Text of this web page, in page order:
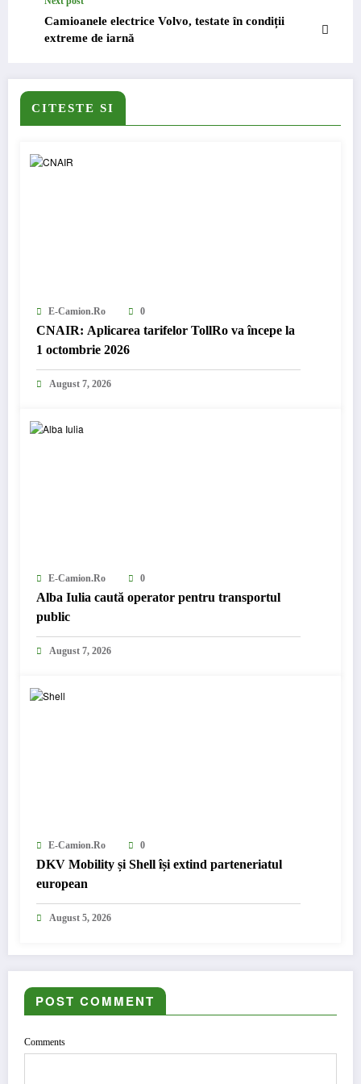
Camioanele electrice Volvo, testate în condiții
extreme de iarnă
CITESTE SI
E-Camion.ro 0
CNAIR: Aplicarea tarifelor TollRo va începe la
1 octombrie 2026
August 7, 2026
E-Camion.ro 0
Alba Iulia caută operator pentru transportul
public
August 7, 2026
E-Camion.ro 0
DKV Mobility și Shell își extind parteneriatul
european
August 5, 2026
POST COMMENT
Comments